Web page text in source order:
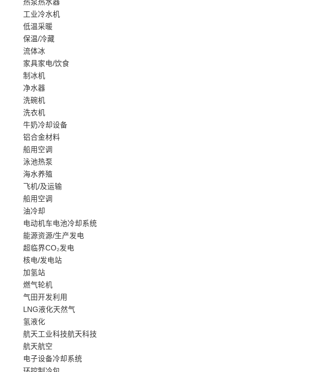
热泵热水器
工业冷水机
低温采暖
保温/冷藏
流体冰
家具家电/饮食
制冰机
净水器
洗碗机
洗衣机
牛奶冷却设备
铝合金材料
船用空调
泳池热泵
海水养殖
飞机/及运输
船用空调
油冷却
电动机车电池冷却系统
能源资源/生产发电
超临界CO₂发电
核电/发电站
加氢站
燃气轮机
气田开发利用
LNG液化天然气
氢液化
航天工业科技航天科技
航天航空
电子设备冷却系统